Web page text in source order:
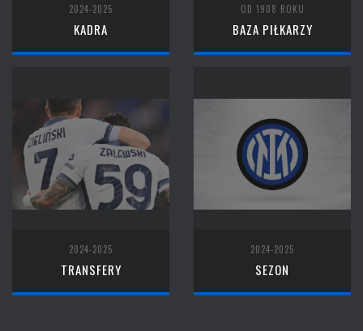
2024-2025
KADRA
OD 1908 ROKU
BAZA PIŁKARZY
2024-2025
TRANSFERY
2024-2025
SEZON